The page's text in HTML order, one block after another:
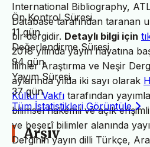
International Bibliography,
Database tarafından taranan
bir dergidir. Detaylı bilgi için
2018 yılında yayın hayatına
İlimler Araştırma ve Neşir
aylarında yılda iki sayı olarak
Kültür Vakfı tarafından
bilimsel hakemli ve açık
ve beşerî bilimler alanında
Derginin yayın dilli Türkçe,
Ön Kontrol Süresi
11 gün
Değerlendirme Süresi
94 gün
Yayım Süresi
37 gün
Tüm İstatistikleri Görüntüle
Arşiv